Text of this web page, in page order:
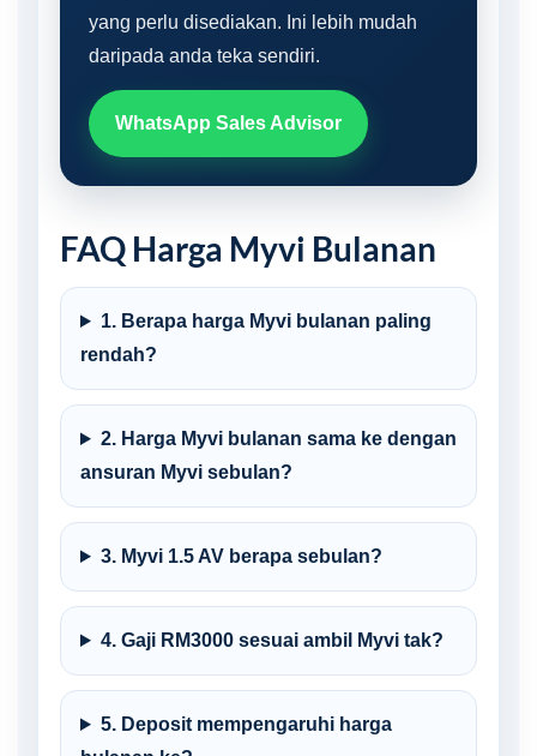
yang perlu disediakan. Ini lebih mudah
daripada anda teka sendiri.
WhatsApp Sales Advisor
FAQ Harga Myvi Bulanan
1. Berapa harga Myvi bulanan paling
rendah?
2. Harga Myvi bulanan sama ke dengan
ansuran Myvi sebulan?
3. Myvi 1.5 AV berapa sebulan?
4. Gaji RM3000 sesuai ambil Myvi tak?
5. Deposit mempengaruhi harga